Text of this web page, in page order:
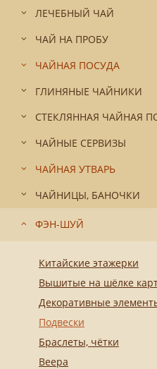
ЛЕЧЕБНЫЙ ЧАЙ
ЧАЙ НА ПРОБУ
ЧАЙНАЯ ПОСУДА
ГЛИНЯНЫЕ ЧАЙНИКИ
СТЕКЛЯННАЯ ЧАЙНАЯ
ЧАЙНЫЕ СЕРВИЗЫ
ЧАЙНАЯ УТВАРЬ
ЧАЙНИЦЫ, БАНОЧКИ
ФЭН-ШУЙ
Китайские этажерки
Вышитые на шёлке
Декоративные
Подвески
Браслеты, чётки
Веера